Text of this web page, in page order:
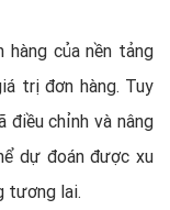
của nền tảng
trị đơn hàng. Tuy
điều chỉnh và nâng
dự đoán được xu
tương lai.